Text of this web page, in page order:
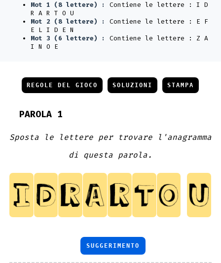
Mot 1 (8 lettere) :
Contiene le lettere : I D
R A R T O U
Mot 2 (8 lettere) :
Contiene le lettere : E F
E L I D E N
Mot 3 (6 lettere) :
Contiene le lettere : Z A
I N O E
REGOLE DEL GIOCO SOLUZIONI STAMPA
PAROLA 1
Sposta le lettere per trovare l'anagramma
di questa parola.
SUGGERIMENTO